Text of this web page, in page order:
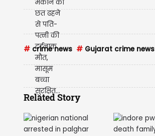
# crime news # Gujarat crime news
Related Story